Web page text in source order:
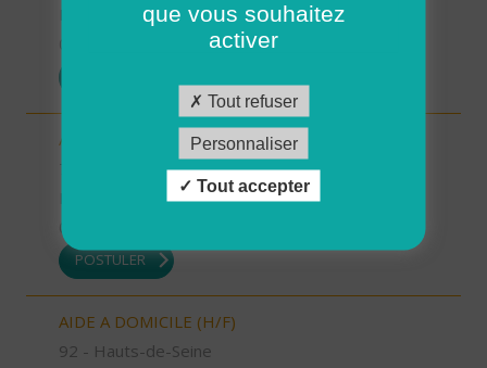
Possibilité de CDI ou CDD
AIDE SOIGNANT (H/F)
74 - Haute-Savoie
Possibilité de CDI ou CDD
01/08/2026
POSTULER
AIDE A DOMICILE (H/F)
92 - Hauts-de-Seine
que vous souhaitez
activer
Tout refuser
Personnaliser
Tout accepter